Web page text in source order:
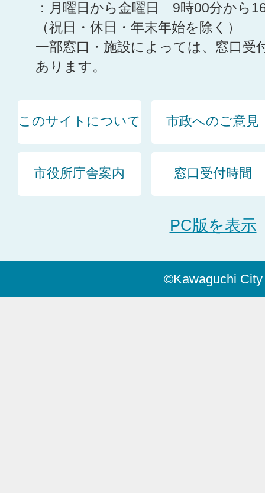
：月曜日から金曜日 9時00分から
（祝日・休日・年末年始を除く）
一部窓口・施設によっては、窓口受
あります。
このサイトについて 市政へのご意見
市役所庁舎案内 窓口受付時間
PC版を表示
©Kawaguchi City